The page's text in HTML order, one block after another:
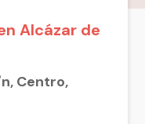
Alcázar de
Centro,